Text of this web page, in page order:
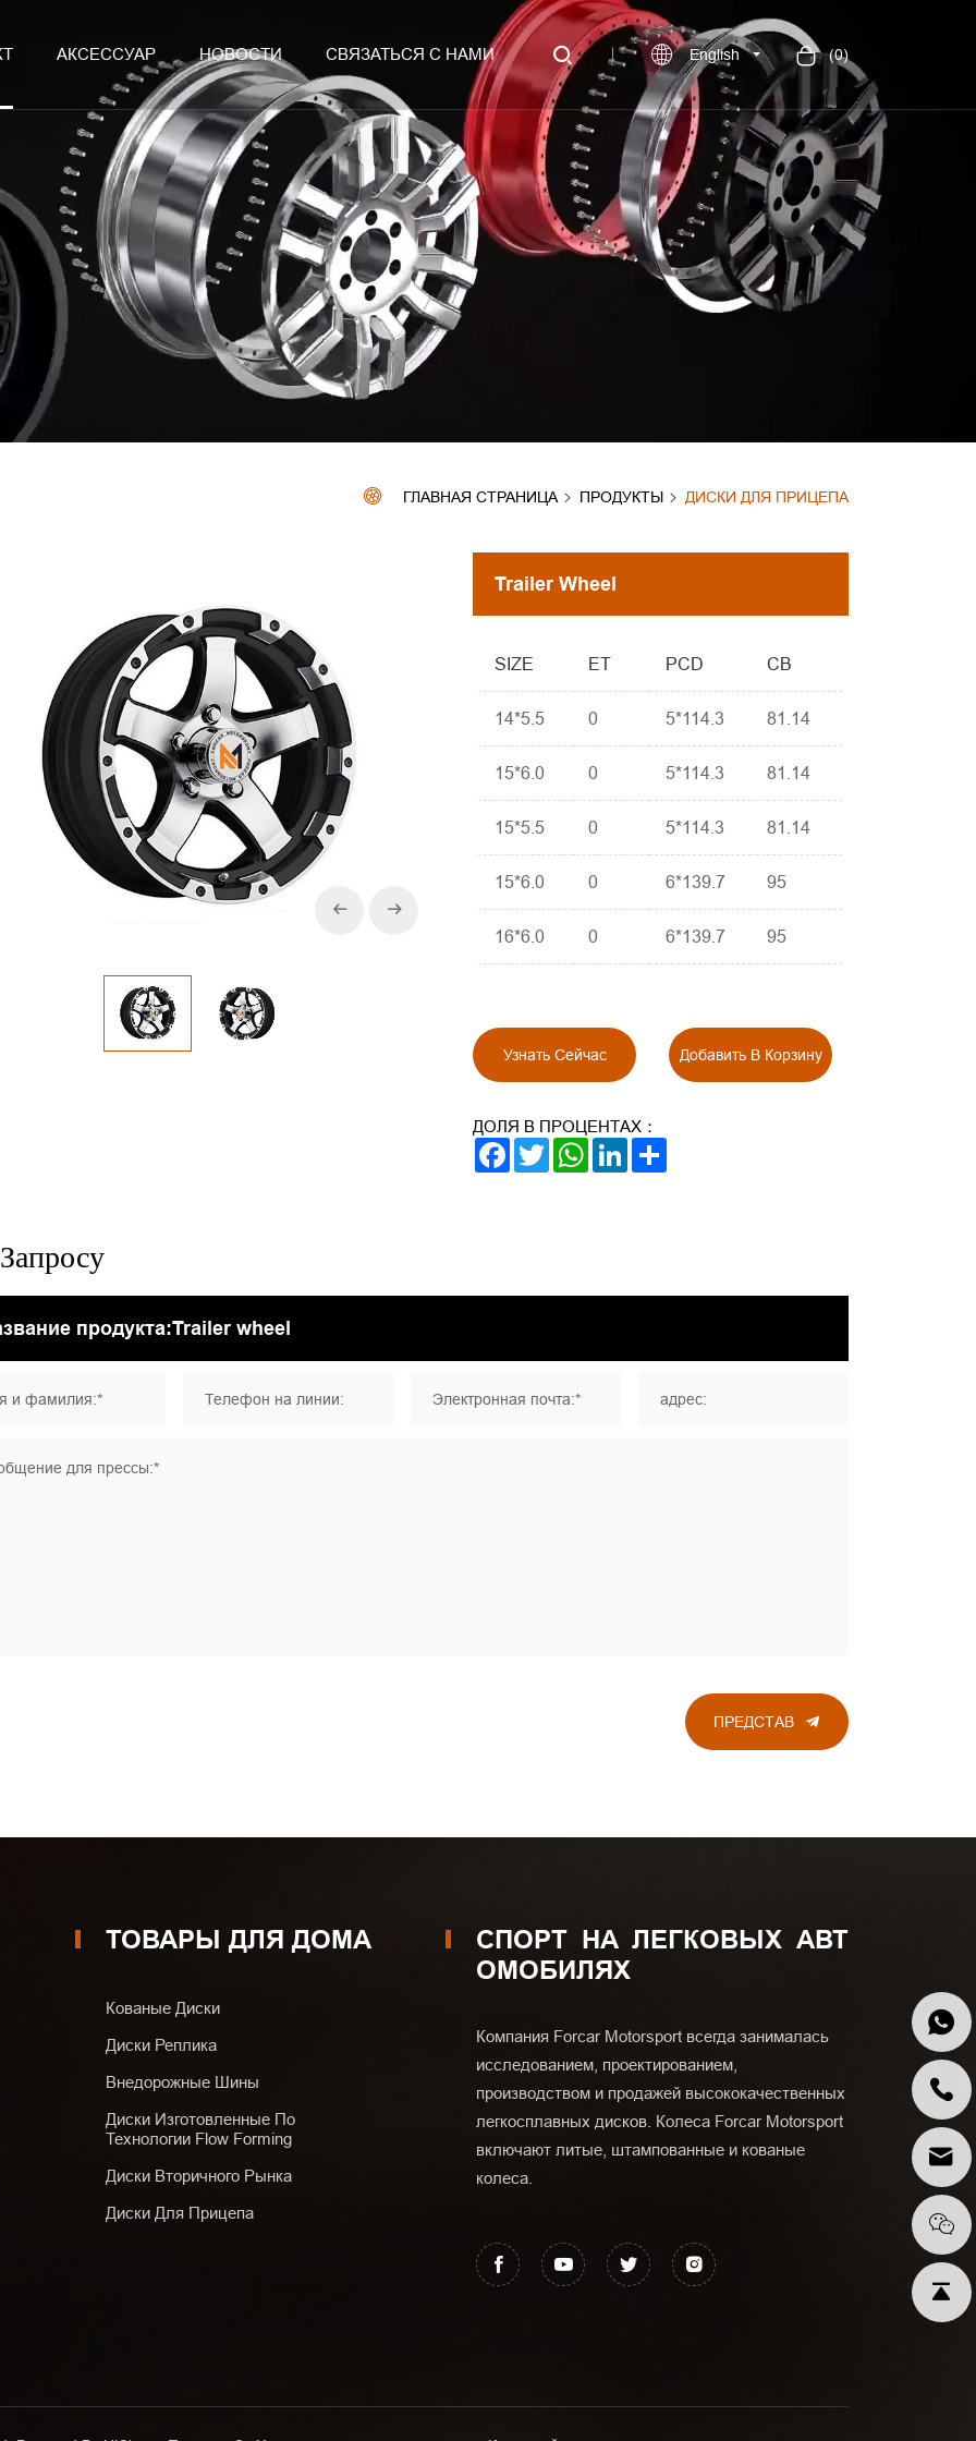
(0)
English
АКСЕССУАР НОВОСТИ СВЯЗАТЬСЯ С НАМИ
ГЛАВНАЯ СТРАНИЦА ПРОДУКТЫ ДИСКИ ДЛЯ ПРИЦЕПА
Trailer Wheel
SIZE ET PCD CB
14*5.5 0 5*114.3 81.14
15*6.0 0 5*114.3 81.14
15*5.5 0 5*114.3 81.14
15*6.0 0 6*139.7 95
16*6.0 0 6*139.7 95
Узнать Сейчас Добавить В Корзину
ДОЛЯ В ПРОЦЕНТАХ：
FACEBOOK
TWITTERWHATSAPP
LINKEDIN
и фамилия:* Телефон на линии: Электронная почта:* адрес:
для прессы:*
ПРЕДСТАВ
ТОВАРЫ ДЛЯ ДОМА
Кованые Диски
Диски Реплика
Внедорожные Шины
Диски Изготовленные По
Технологии Flow Forming
Диски Вторичного Рынка
Диски Для Прицепа
СПОРТ НА ЛЕГКОВЫХ АВТ
ОМОБИЛЯХ
Компания Forcar Motorsport всегда занималась
исследованием, проектированием,
производством и продажей высококачественных
легкосплавных дисков. Колеса Forcar Motorsport
включают литые, штампованные и кованые
колеса.